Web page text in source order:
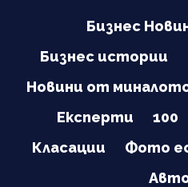
Бизнес
Бизнес истории
Новини от
Експерти
100
Класации
Фото